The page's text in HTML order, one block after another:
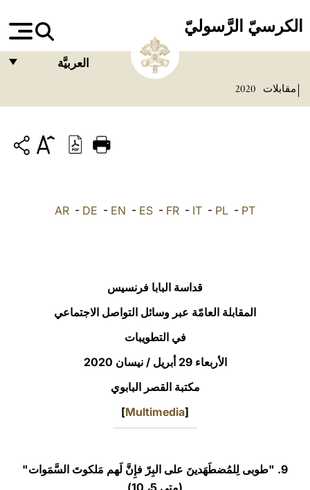
الكرسيّ الرَّسوليّ
العربيَّة
ITALIANO
中文
مقابلات 2020
AR - DE - EN - ES - FR - IT - PL - PT
قداسة البابا فرنسيس
المقابلة العامّة عبر وسائل التواصل الاجتماعي
في التطويبات
الأربعاء 29 أبريل / نيسان 2020‏
مكتبة القصر البابوي
[
Multimedia
]
9. "طوبى لِلمُضطَهَدينَ على البِرّ فإِنَّ لَهم مَلكوتَ السَّمَوات"
(متى 5، 10)